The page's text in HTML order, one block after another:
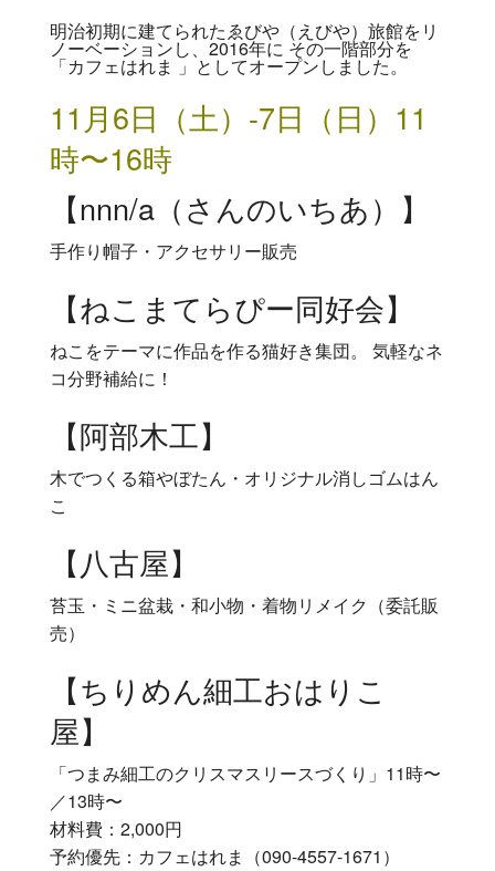
明治初期に建てられたゑびや（えびや）旅館をリ
ノーベーションし、2016年に その一階部分を
「カフェはれま 」としてオープンしました。
11月6日（土）-7日（日）11
時〜16時
【nnn/a（さんのいちあ）】
手作り帽子・アクセサリー販売
【ねこまてらぴー同好会】
ねこをテーマに作品を作る猫好き集団。 気軽なネ
コ分野補給に！
【阿部木工】
木でつくる箱やぼたん・オリジナル消しゴムはん
こ
【八古屋】
苔玉・ミニ盆栽・和小物・着物リメイク（委託販
売）
【ちりめん細工おはりこ
屋】
「つまみ細工のクリスマスリースづくり」11時〜
／13時〜
材料費：2,000円
予約優先：カフェはれま（090-4557-1671）